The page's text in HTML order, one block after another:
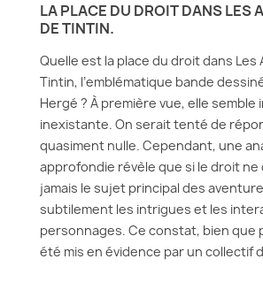
LA PLACE DU DROIT DANS LES
DE TINTIN.
Quelle est la place du droit dans Les
Tintin, l’emblématique bande
Hergé ? À première vue, elle semble
inexistante. On serait tenté de
quasiment nulle. Cependant, une
approfondie révèle que si le droit
jamais le sujet principal des
subtilement les intrigues et les
personnages. Ce constat, bien que
été mis en évidence par un collectif